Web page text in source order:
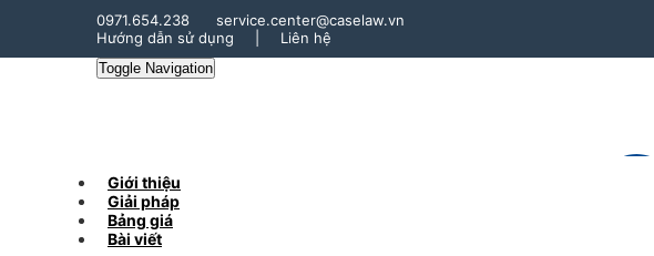
0971.654.238
service.center@caselaw.vn
Hướng dẫn sử dụng
Liên hệ
Toggle Navigation
Giới thiệu
Giải pháp
Bảng giá
Bài viết